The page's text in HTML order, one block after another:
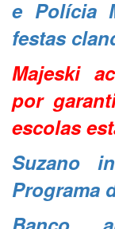
e Polícia
festas
Majeski
por
escolas
Suzano
Programa